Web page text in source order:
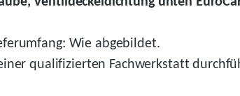
Wie abgebildet.
qualifizierten Fachwerkstatt